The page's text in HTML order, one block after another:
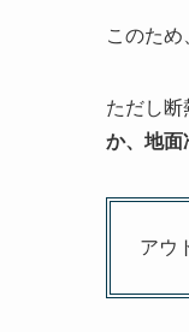
このため
ただし断
か、地面
アウ